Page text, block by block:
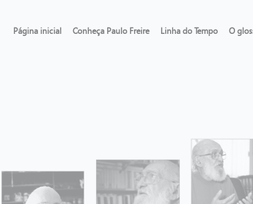
Página inicial Conheça Paulo Freire Linha do Tempo O